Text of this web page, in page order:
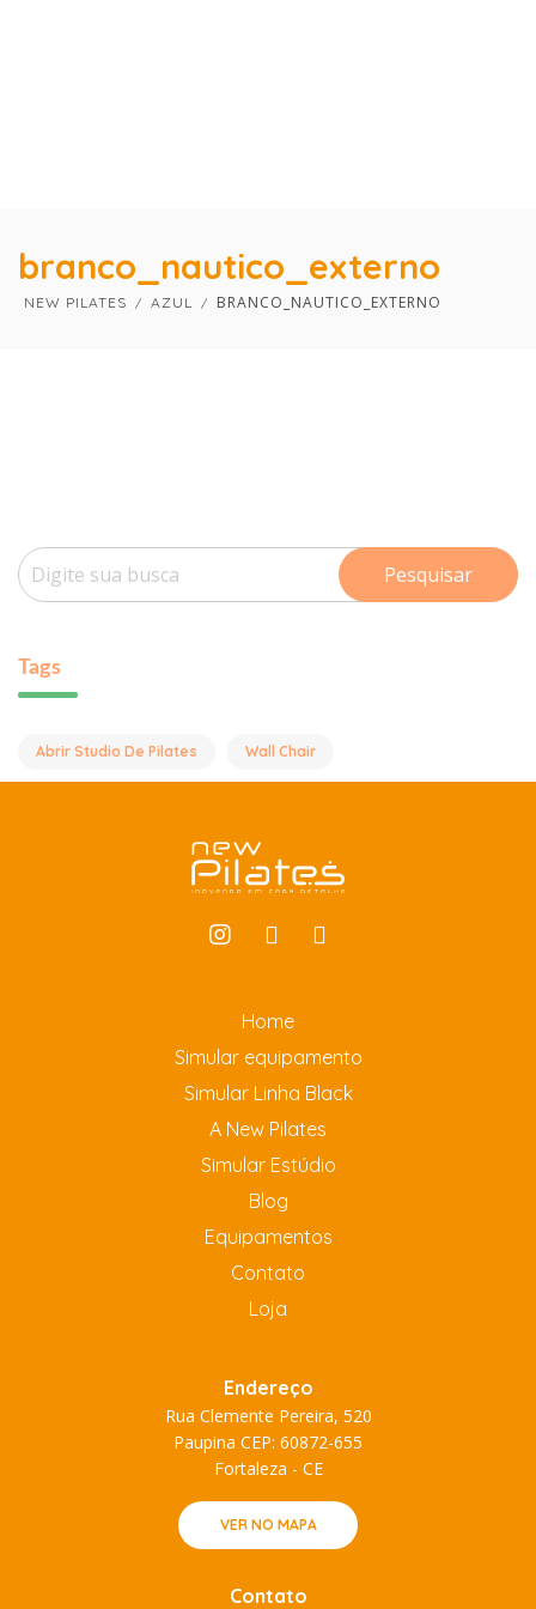
branco_nautico_externo
NEW PILATES AZUL BRANCO_NAUTICO_EXTERNO
Pesquisar
Tags
Abrir Studio De Pilates Wall Chair
Home
Simular equipamento
Simular Linha Black
A New Pilates
Simular Estúdio
Blog
Equipamentos
Contato
Loja
Endereço
Rua Clemente Pereira, 520
Paupina CEP: 60872-655
Fortaleza - CE
VER NO MAPA
Contato